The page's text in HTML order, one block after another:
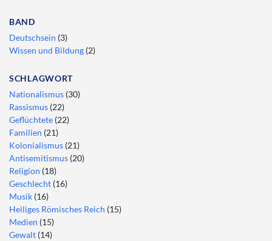
BAND
Deutschsein (3)
Wissen und Bildung (2)
SCHLAGWORT
Nationalismus (30)
Rassismus (22)
Geflüchtete (22)
Familien (21)
Kolonialismus (21)
Antisemitismus (20)
Religion (18)
Geschlecht (16)
Musik (16)
Heiliges Römisches Reich (15)
Medien (15)
Gewalt (14)